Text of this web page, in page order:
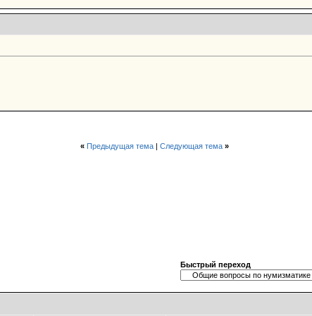
« Предыдущая тема| Следующая тема »
Быстрый переход